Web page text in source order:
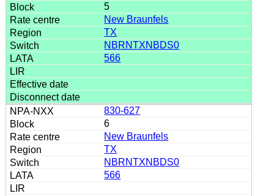
5
New Braunfels
TX
NBRNTXNBDS0
566
830-627
6
New Braunfels
TX
NBRNTXNBDS0
566